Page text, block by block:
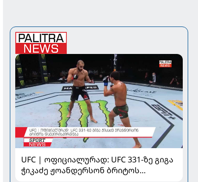
UFC | ოფიციალურად: UFC 331-ზე გიგა
ჭიკაძე ჟოანდერსონ ბრიტოს